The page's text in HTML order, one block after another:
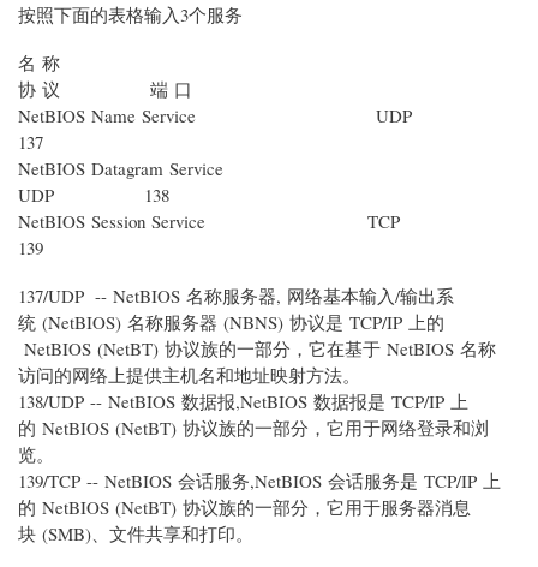
按照下面的表格输入3个服务
名 称
协 议 端 口
NetBIOS Name Service UDP
137
NetBIOS Datagram Service
UDP 138
NetBIOS Session Service TCP
139
137/UDP -- NetBIOS 名称服务器, 网络基本输入/输出系
统 (NetBIOS) 名称服务器 (NBNS) 协议是 TCP/IP 上的
NetBIOS (NetBT) 协议族的一部分，它在基于 NetBIOS 名称
访问的网络上提供主机名和地址映射方法。
138/UDP -- NetBIOS 数据报,NetBIOS 数据报是 TCP/IP 上
的 NetBIOS (NetBT) 协议族的一部分，它用于网络登录和浏
览。
139/TCP -- NetBIOS 会话服务,NetBIOS 会话服务是 TCP/IP 上
的 NetBIOS (NetBT) 协议族的一部分，它用于服务器消息
块 (SMB)、文件共享和打印。